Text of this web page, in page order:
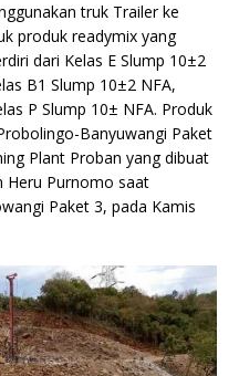
truk Trailer ke
produk readymix yang
dari Kelas E Slump 10±2
B1 Slump 10±2 NFA,
P Slump 10± NFA. Produk
Banyuwangi Paket
Plant Proban yang dibuat
Heru Purnomo saat
Paket 3, pada Kamis